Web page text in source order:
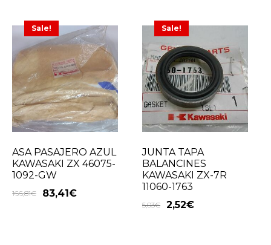
Sale!
ASA PASAJERO AZUL
KAWASAKI ZX 46075-
1092-GW
166,81€ 83,41€
Sale!
JUNTA TAPA
BALANCINES
KAWASAKI ZX-7R
11060-1763
5,03€ 2,52€